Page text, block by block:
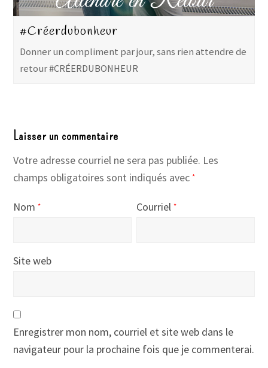
#Créerdubonheur
Donner un compliment par jour, sans rien attendre de
retour #CRÉERDUBONHEUR
Laisser un commentaire
Votre adresse courriel ne sera pas publiée. Les
champs obligatoires sont indiqués avec*
Nom* Courriel*
Site web
Enregistrer mon nom, courriel et site web dans le
navigateur pour la prochaine fois que je commenterai.